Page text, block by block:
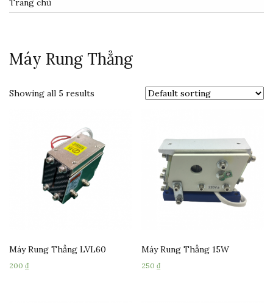
Máy Rung Thẳng
Showing all 5 results
Máy Rung Thẳng LVL60
200 ₫
Máy Rung Thẳng 15W
250₫